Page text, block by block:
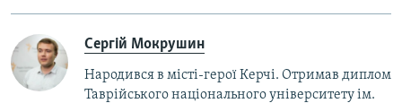
Сергій Мокрушин
Народився в місті-герої Керчі. Отримав диплом
Таврійського національного університету ім.